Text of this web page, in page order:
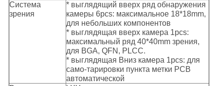
Система
зрения
* выглядящий вверх ряд обнаружения
камеры 6pcs: максимальное 18*18mm,
для небольших компонентов
* выглядящая вверх камера 1pcs:
максимальный ряд 40*40mm зрения,
для BGA, QFN, PLCC.
* выглядящая Вниз камера 1pcs: для
само-тарировки пункта метки PCB
автоматической